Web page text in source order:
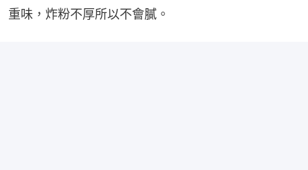
重味，炸粉不厚所以不會膩。